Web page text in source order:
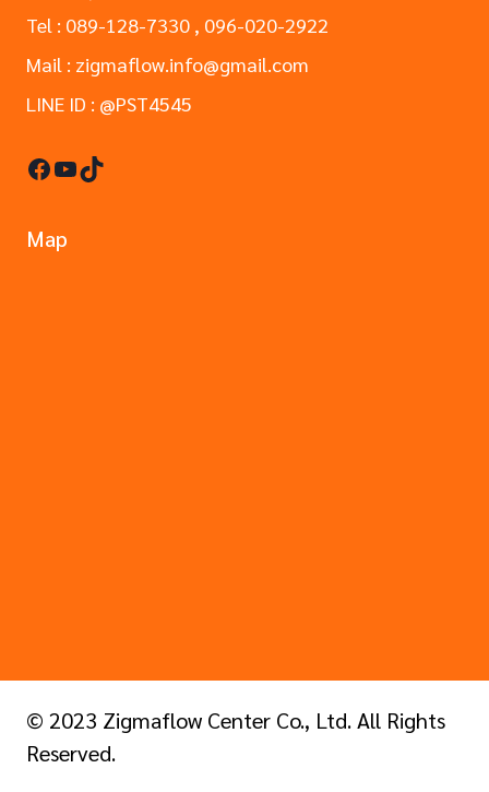
Tel : 089-128-7330 , 096-020-2922
Mail : zigmaflow.info@gmail.com
LINE ID : @PST4545
Facebook
YouTube
TikTok
Map
© 2023 Zigmaflow Center Co., Ltd. All Rights
Reserved.